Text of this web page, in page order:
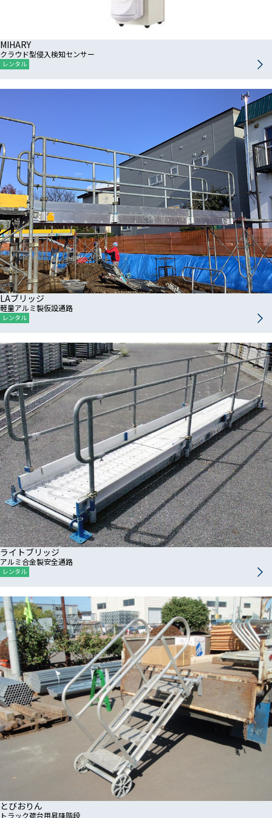
MIHARY
クラウド型侵入検知センサー
レンタル
LAブリッジ
軽量アルミ製仮設通路
レンタル
ライトブリッジ
アルミ合金製安全通路
レンタル
とびおりん
トラック荷台用昇降階段